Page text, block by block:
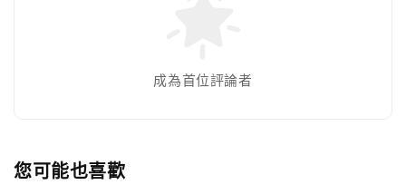
成為首位評論者
您可能也喜歡